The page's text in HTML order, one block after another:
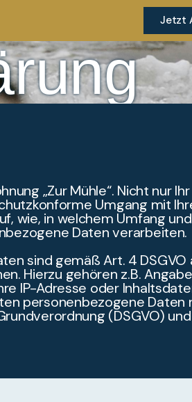
Jetzt
„Zur Mühle“. Nicht nur
Umgang mit
wie, in welchem Umfang
Daten verarbeiten.
sind gemäß Art. 4 DSGVO
Hierzu gehören z.B.
IP-Adresse oder
personenbezogene Daten
(DSGVO)